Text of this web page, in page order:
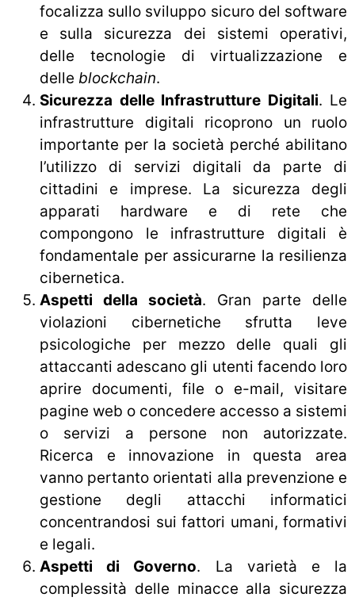
focalizza sullo sviluppo sicuro del software
e sulla sicurezza dei sistemi operativi,
delle tecnologie di virtualizzazione e
delle blockchain.
Sicurezza delle Infrastrutture Digitali. Le
infrastrutture digitali ricoprono un ruolo
importante per la società perché abilitano
l’utilizzo di servizi digitali da parte di
cittadini e imprese. La sicurezza degli
apparati hardware e di rete che
compongono le infrastrutture digitali è
fondamentale per assicurarne la resilienza
cibernetica.
Aspetti della società. Gran parte delle
violazioni cibernetiche sfrutta leve
psicologiche per mezzo delle quali gli
attaccanti adescano gli utenti facendo loro
aprire documenti, file o e-mail, visitare
pagine web o concedere accesso a sistemi
o servizi a persone non autorizzate.
Ricerca e innovazione in questa area
vanno pertanto orientati alla prevenzione e
gestione degli attacchi informatici
concentrandosi sui fattori umani, formativi
e legali.
Aspetti di Governo. La varietà e la
complessità delle minacce alla sicurezza